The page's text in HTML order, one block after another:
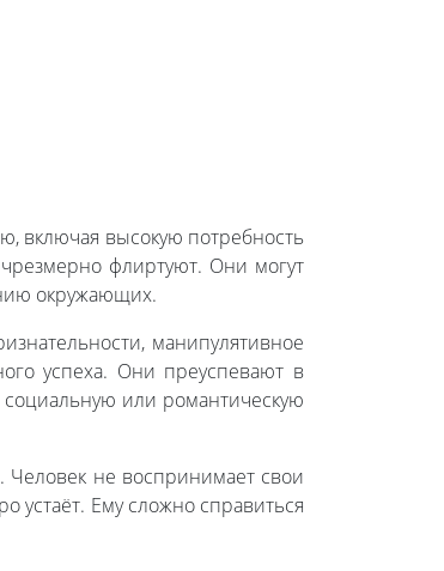
включая высокую потребность
флиртуют. Они могут
окружающих.
манипулятивное
успеха. Они преуспевают в
или романтическую
Человек не воспринимает свои
устаёт. Ему сложно справиться